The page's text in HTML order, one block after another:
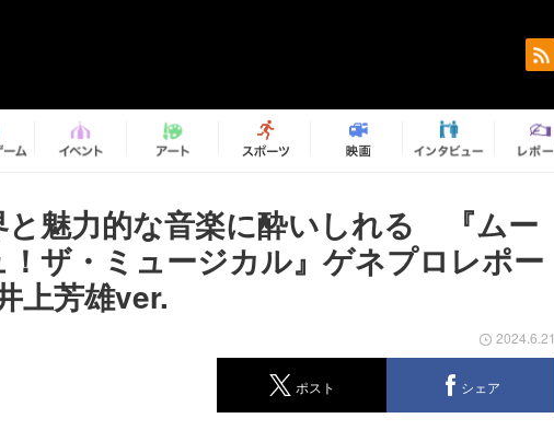
と魅力的な音楽に酔いしれる 『ムー
ザ・ミュージカル』ゲネプロレポー
上芳雄ver.
2024.6.21
ポスト シェア